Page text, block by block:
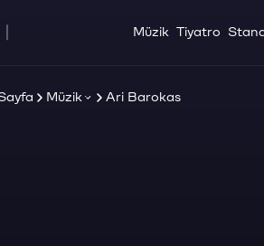
Sayfa Müzik Tiyatro
Müzik Ari Barokas